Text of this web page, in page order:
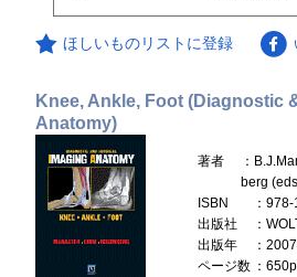
ほしいものリストに登録
Knee, Ankle, Foot (Diagnostic
Anatomy)
著者
：
berg
ISBN
：
出版社
：
出版年
：
ページ数 ：